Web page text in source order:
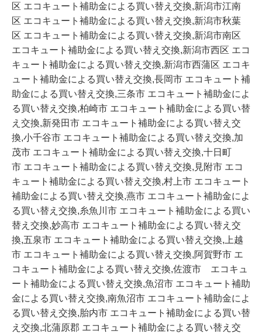
区 エコキュート補助金による買い替え交換,新潟市江南
区 エコキュート補助金による買い替え交換,新潟市秋葉
区 エコキュート補助金による買い替え交換,新潟市南区
エコキュート補助金による買い替え交換,新潟市西区 エコ
キュート補助金による買い替え交換,新潟市西蒲区 エコキ
ュート補助金による買い替え交換,長岡市 エコキュート補
助金による買い替え交換,三条市 エコキュート補助金によ
る買い替え交換,柏崎市 エコキュート補助金による買い替
え交換,新発田市 エコキュート補助金による買い替え交
換,小千谷市 エコキュート補助金による買い替え交換,加
茂市 エコキュート補助金による買い替え交換,十日町
市 エコキュート補助金による買い替え交換,見附市 エコ
キュート補助金による買い替え交換,村上市 エコキュート
補助金による買い替え交換,燕市 エコキュート補助金によ
る買い替え交換,糸魚川市 エコキュート補助金による買い
替え交換,妙高市 エコキュート補助金による買い替え交
換,五泉市 エコキュート補助金による買い替え交換,上越
市 エコキュート補助金による買い替え交換,阿賀野市 エ
コキュート補助金による買い替え交換,佐渡市 エコキュ
ート補助金による買い替え交換,魚沼市 エコキュート補助
金による買い替え交換,南魚沼市 エコキュート補助金によ
る買い替え交換,胎内市 エコキュート補助金による買い替
え交換,北蒲原郡 エコキュート補助金による買い替え交